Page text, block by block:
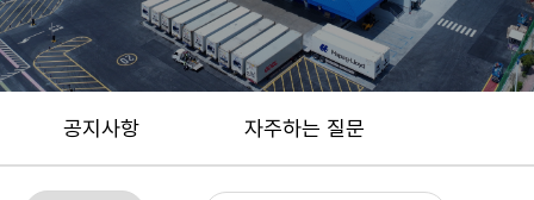
공지사항 자주하는 질문